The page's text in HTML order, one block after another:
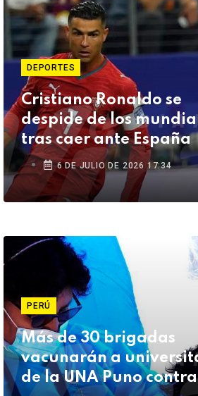
DEPORTES
Cristiano Ronaldo se
despide de los
tras caer ante España
6 DE JULIO DE 2026 17:34
PERÚ
Más de 30 brigadas
vacunarán a
de la UNA Puno